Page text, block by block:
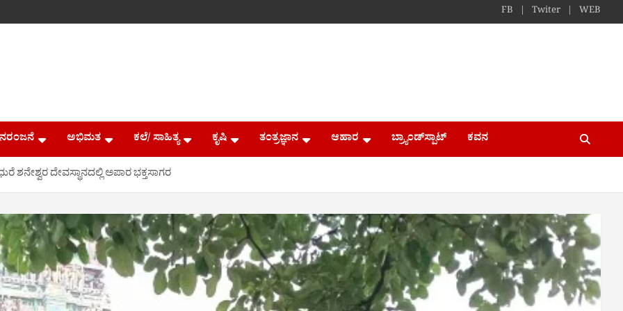
FB Twiter WEB
ಅಭಿಮತ ಕಲೆ/ ಸಾಹಿತ್ಯ ಕೃಷಿ ತಂತ್ರಜ್ಞಾನ ಆಹಾರ ಬ್ರ್ಯಾಂಡ್​ಸ್ಪಾಟ್ ಕವನ
ದೇವಸ್ಥಾನದಲ್ಲಿ ಅಪಾರ ಭಕ್ತಸಾಗರ